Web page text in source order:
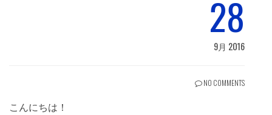
28
9月 2016
NO COMMENTS
こんにちは！